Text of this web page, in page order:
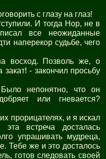
с глазу на глаз!
И тогда Нор, не в
все неожиданные
наперекор судьбе, чего
восход. Позволь же, о
- закончил просьбу
непонятно, что он
или гневается?
прорицателях, и я искал
встреча досталась
упрашивать мудреца,
Тебе же и это досталось
готов следовать своей